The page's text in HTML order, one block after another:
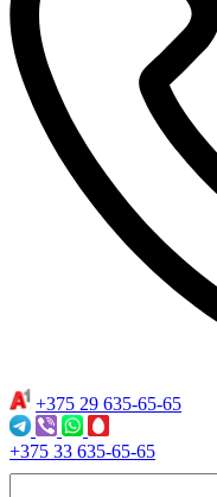
+375 29 635-65-65
+375 33 635-65-65